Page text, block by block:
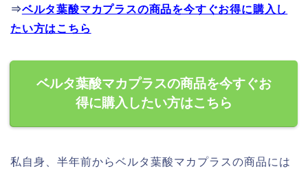
⇒ベルタ葉酸マカプラスの商品を今すぐお得に購入し
たい方はこちら
ベルタ葉酸マカプラスの商品を今すぐお
得に購入したい方はこちら
私自身、半年前からベルタ葉酸マカプラスの商品には